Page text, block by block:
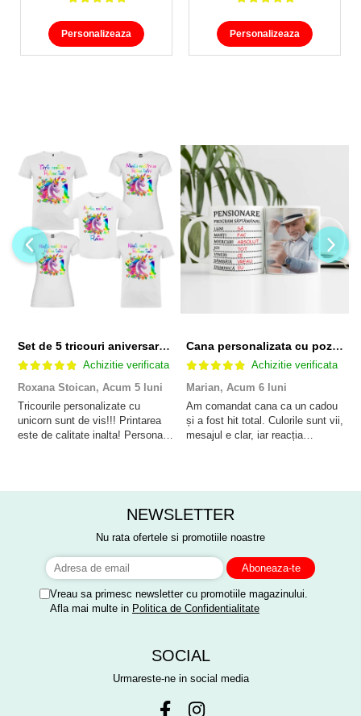
Personalizeaza Personalizeaza
Set de 5 tricouri aniversare pentru nasi, parinti si copil, personalizate cu nume, varsta si mesaj "Motivul fericirii lor" model Unicorn
Achizitie verificata
Roxana Stoican, Acum 5 luni
Tricourile personalizate cu
unicorn sunt de vis!!! Printarea
este de calitate inalta! Personalul
anisor!
Cana personalizata cu poza si model Pensionare
Achizitie verificata
Marian, Acum 6 luni
Am comandat cana ca un cadou
și a fost hit total. Culorile sunt vii,
mesajul e clar, iar reacția
NEWSLETTER
Nu rata ofertele si promotiile noastre
Vreau sa primesc newsletter cu promotiile magazinului.
Afla mai multe in Politica de Confidentialitate
SOCIAL
Urmareste-ne in social media